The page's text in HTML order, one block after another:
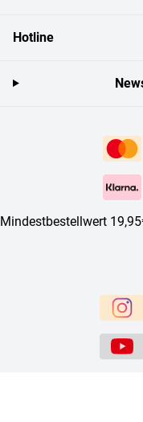
Hotline
Mindestbestellwert